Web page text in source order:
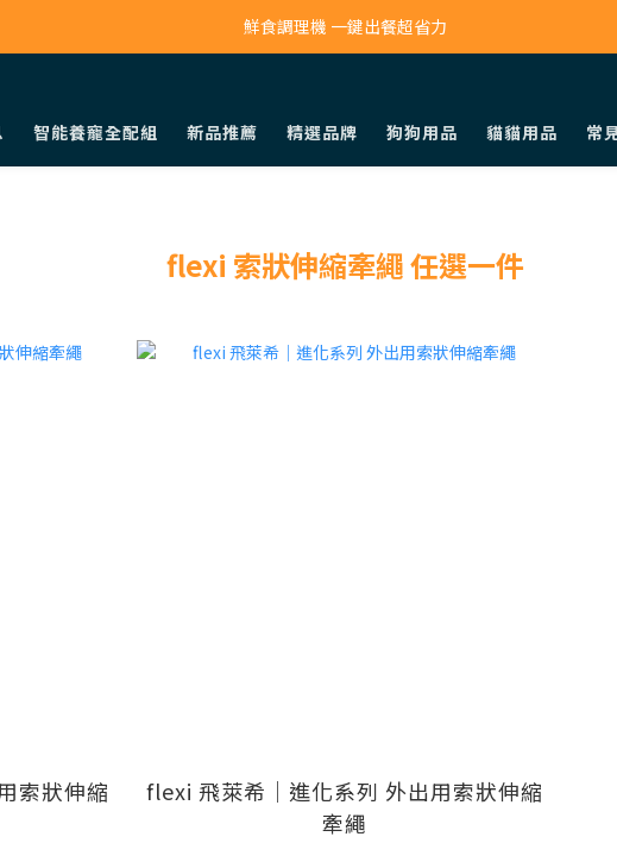
寵物吸毛機 吸毛清淨抗敏一次搞定
鮮食調理機 一鍵出餐超省力
智能養寵全配組 新品推薦 精選品牌 狗狗用品 貓貓用品 常
flexi 索狀伸縮牽繩 任選一件
索狀伸縮
flexi 飛萊希｜進化系列 外出用索狀伸縮
牽繩